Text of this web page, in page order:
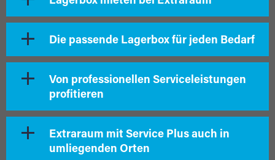
Die passende Lagerbox für jeden Bedarf
Von professionellen Serviceleistungen
profitieren
Extraraum mit Service Plus auch in
umliegenden Orten